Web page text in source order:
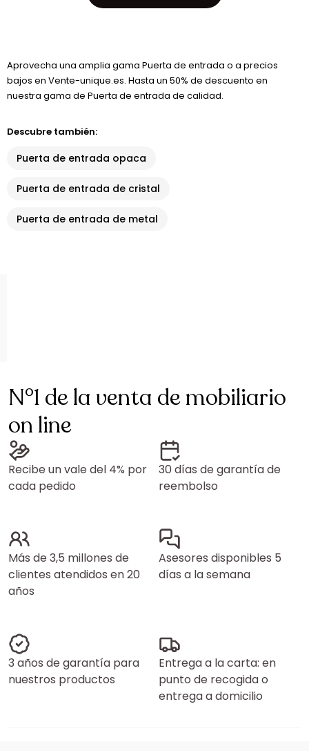
Aprovecha una amplia gama Puerta de entrada o a precios
bajos en Vente-unique.es. Hasta un 50% de descuento en
nuestra gama de Puerta de entrada de calidad.
Descubre también:
Puerta de entrada opaca
Puerta de entrada de cristal
Puerta de entrada de metal
N°1 de la venta de mobiliario
on line
Recibe un vale del 4% por
cada pedido
30 días de garantía de
reembolso
Más de 3,5 millones de
clientes atendidos en 20
años
Asesores disponibles 5
días a la semana
3 años de garantía para
nuestros productos
Entrega a la carta: en
punto de recogida o
entrega a domicilio